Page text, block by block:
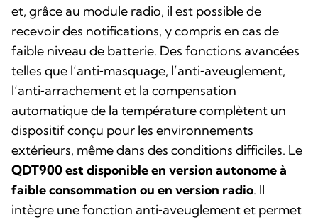
et, grâce au module radio, il est possible de
recevoir des notifications, y compris en cas de
faible niveau de batterie. Des fonctions avancées
telles que l’anti‑masquage, l’anti‑aveuglement,
l’anti‑arrachement et la compensation
automatique de la température complètent un
dispositif conçu pour les environnements
extérieurs, même dans des conditions difficiles. Le
QDT900 est disponible en version autonome à
faible consommation ou en version radio. Il
intègre une fonction anti‑aveuglement et permet